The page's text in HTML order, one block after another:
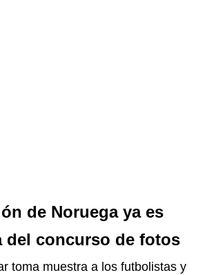
de Noruega ya es
del concurso de fotos
toma muestra a los futbolistas y